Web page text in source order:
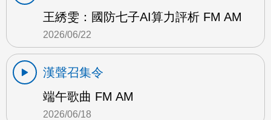
王綉雯：國防七子AI算力評析 FM AM
2026/06/22
漢聲召集令
端午歌曲 FM AM
2026/06/18